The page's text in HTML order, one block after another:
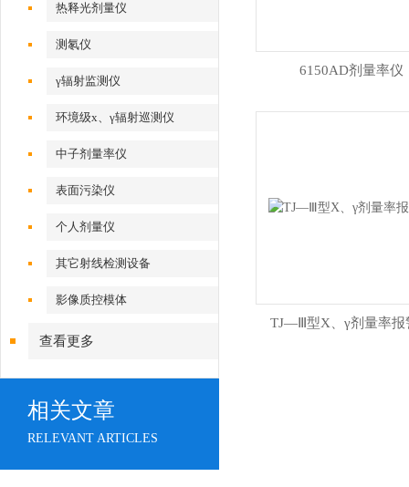
热释光剂量仪
测氡仪
γ辐射监测仪
环境级x、γ辐射巡测仪
中子剂量率仪
表面污染仪
个人剂量仪
其它射线检测设备
影像质控模体
查看更多
相关文章
RELEVANT ARTICLES
6150AD剂量率仪
TJ—Ⅲ型X、γ剂量率报